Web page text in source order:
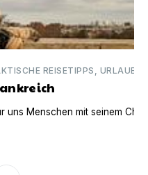
REISETIPPS,
uns Menschen mit seinem